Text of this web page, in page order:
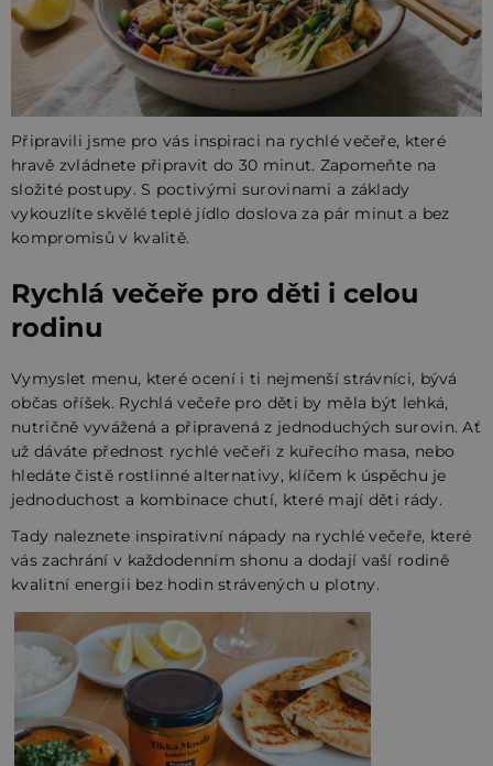
Připravili jsme pro vás inspiraci na rychlé večeře, které
hravě zvládnete připravit do 30 minut. Zapomeňte na
složité postupy. S poctivými surovinami a základy
vykouzlíte skvělé teplé jídlo doslova za pár minut a bez
kompromisů v kvalitě.
Rychlá večeře pro děti i celou
rodinu
Vymyslet menu, které ocení i ti nejmenší strávníci, bývá
občas oříšek. Rychlá večeře pro děti by měla být lehká,
nutričně vyvážená a připravená z jednoduchých surovin. Ať
už dáváte přednost rychlé večeři z kuřecího masa, nebo
hledáte čistě rostlinné alternativy, klíčem k úspěchu je
jednoduchost a kombinace chutí, které mají děti rády.
Tady naleznete inspirativní nápady na rychlé večeře, které
vás zachrání v každodenním shonu a dodají vaší rodině
kvalitní energii bez hodin strávených u plotny.